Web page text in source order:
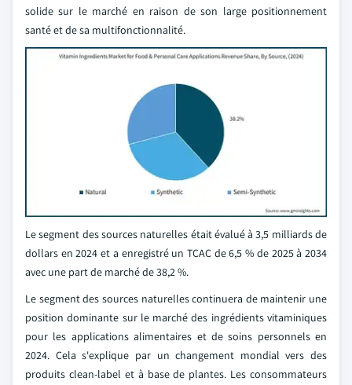
solide sur le marché en raison de son large positionnement
santé et de sa multifonctionnalité.
Le segment des sources naturelles était évalué à 3,5 milliards de
dollars en 2024 et a enregistré un TCAC de 6,5 % de 2025 à 2034
avec une part de marché de 38,2 %.
Le segment des sources naturelles continuera de maintenir une
position dominante sur le marché des ingrédients vitaminiques
pour les applications alimentaires et de soins personnels en
2024. Cela s'explique par un changement mondial vers des
produits clean-label et à base de plantes. Les consommateurs